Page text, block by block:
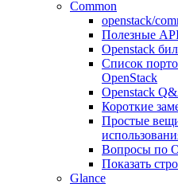
Common
openstack/
Полезные
Openstack
Список
OpenStack
Openstack
Короткие
Простые
Вопросы по
Показать
Glance